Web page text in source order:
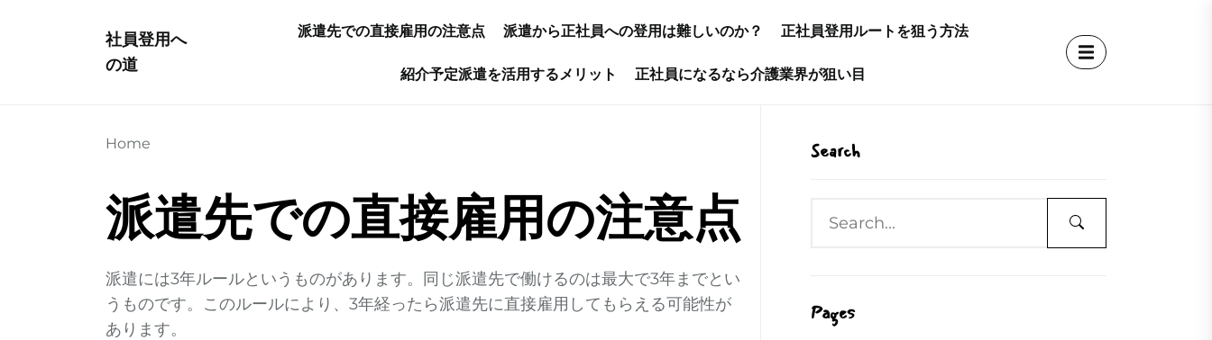
社員登用へ
の道
派遣先での直接雇用の注意点 派遣から正社員への登用は難しいのか？ 正社員登用ルートを狙う方法
紹介予定派遣を活用するメリット 正社員になるなら介護業界が狙い目
Home
派遣先での直接雇用の注意点
派遣には3年ルールというものがあります。同じ派遣先で働けるのは最大で3年までとい
うものです。このルールにより、3年経ったら派遣先に直接雇用してもらえる可能性が
あります。
Search
Pages